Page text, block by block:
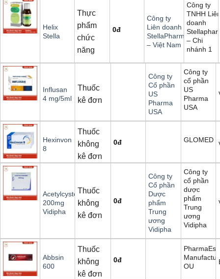
Helix
Stella
Thực
phẩm
chức
năng
0đ
Công ty
Liên doanh
StellaPharm
– Việt Nam
Công ty
TNHH
doanh
– Chi
nhánh 1
Influsan
4 mg/5ml
Thuốc
kê đơn
Công ty
Cổ phần
US
Pharma
USA
Công ty
cổ phần
US
Pharma
USA
Hexinvon
8
Thuốc
không
kê đơn
0đ GLOMED
Acetylcystein
200mg
Vidipha
Thuốc
không
kê đơn
0đ
Công ty
Cổ phần
Dược
phẩm
Trung
ương
Vidipha
Công ty
cổ phần
dược
phẩm
Trung
ương
Vidipha
Abbsin
600
Thuốc
không
kê đơn
0đ
OU